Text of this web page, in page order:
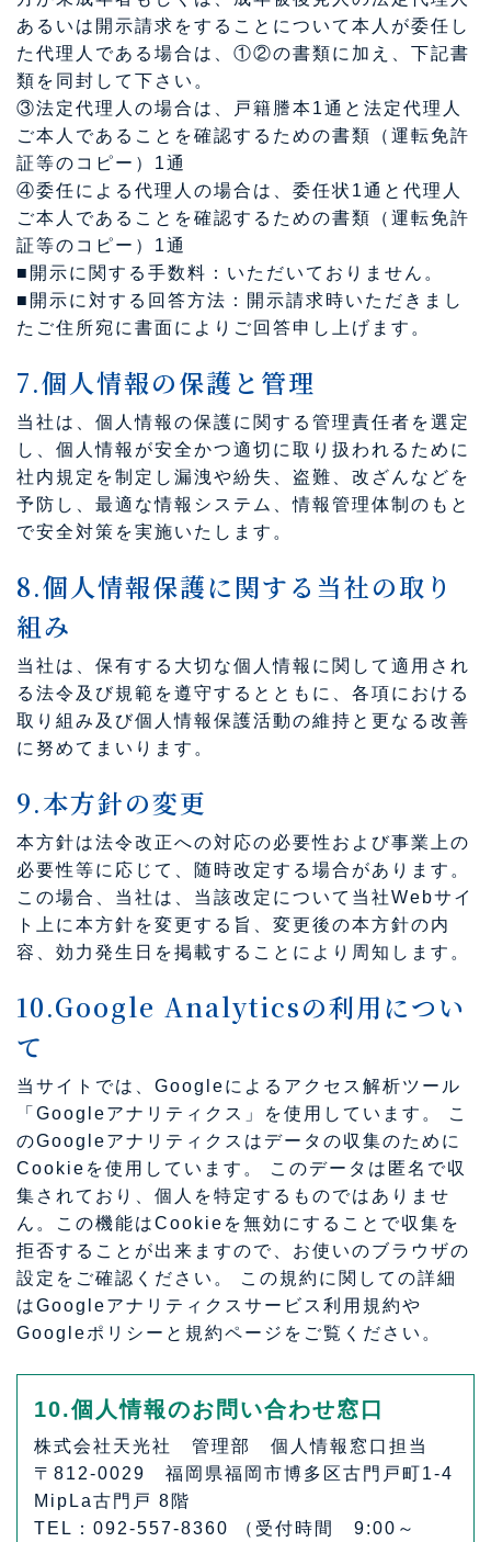
あるいは開示請求をすることについて本人が委任し
た代理人である場合は、①②の書類に加え、下記書
類を同封して下さい。
③法定代理人の場合は、戸籍謄本1通と法定代理人
ご本人であることを確認するための書類（運転免許
証等のコピー）1通
④委任による代理人の場合は、委任状1通と代理人
ご本人であることを確認するための書類（運転免許
証等のコピー）1通
■開示に関する手数料：いただいておりません。
■開示に対する回答方法：開示請求時いただきまし
たご住所宛に書面によりご回答申し上げます。
7.個人情報の保護と管理
当社は、個人情報の保護に関する管理責任者を選定
し、個人情報が安全かつ適切に取り扱われるために
社内規定を制定し漏洩や紛失、盗難、改ざんなどを
予防し、最適な情報システム、情報管理体制のもと
で安全対策を実施いたします。
8.個人情報保護に関する当社の取り
組み
当社は、保有する大切な個人情報に関して適用され
る法令及び規範を遵守するとともに、各項における
取り組み及び個人情報保護活動の維持と更なる改善
に努めてまいります。
9.本方針の変更
本方針は法令改正への対応の必要性および事業上の
必要性等に応じて、随時改定する場合があります。
この場合、当社は、当該改定について当社Webサイ
ト上に本方針を変更する旨、変更後の本方針の内
容、効力発生日を掲載することにより周知します。
10.Google Analyticsの利用につい
て
当サイトでは、Googleによるアクセス解析ツール
「Googleアナリティクス」を使用しています。 こ
のGoogleアナリティクスはデータの収集のために
Cookieを使用しています。 このデータは匿名で収
集されており、個人を特定するものではありませ
ん。この機能はCookieを無効にすることで収集を
拒否することが出来ますので、お使いのブラウザの
設定をご確認ください。 この規約に関しての詳細
はGoogleアナリティクスサービス利用規約や
Googleポリシーと規約ページ をご覧ください。
10.個人情報のお問い合わせ窓口
株式会社天光社 管理部 個人情報窓口担当
〒812-0029 福岡県福岡市博多区古門戸町1-4
MipLa古門戸 8階
TEL：092-557-8360 （受付時間 9:00～